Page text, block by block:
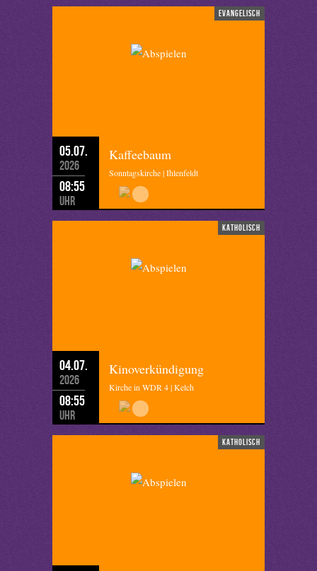
evangelisch
05.07.
2026
08:55
Uhr
Kaffeebaum
Sonntagskirche | Ihlenfeldt
katholisch
04.07.
2026
08:55
Uhr
Kinoverkündigung
Kirche in WDR 4 | Kelch
katholisch